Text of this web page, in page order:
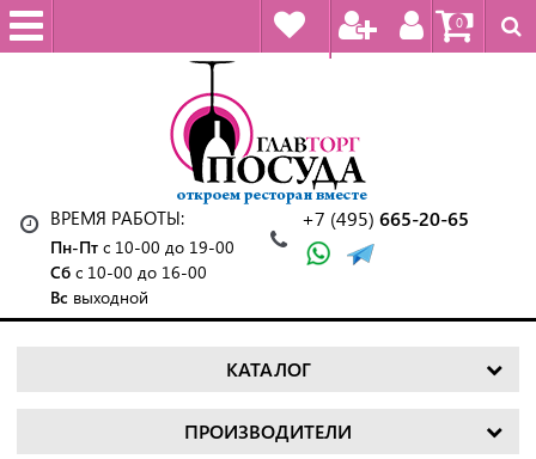
0
ВРЕМЯ РАБОТЫ:
Пн-Пт с 10-00 до 19-00
Сб с 10-00 до 16-00
Вс выходной
+7 (495) 665-20-65
КАТАЛОГ
ПРОИЗВОДИТЕЛИ